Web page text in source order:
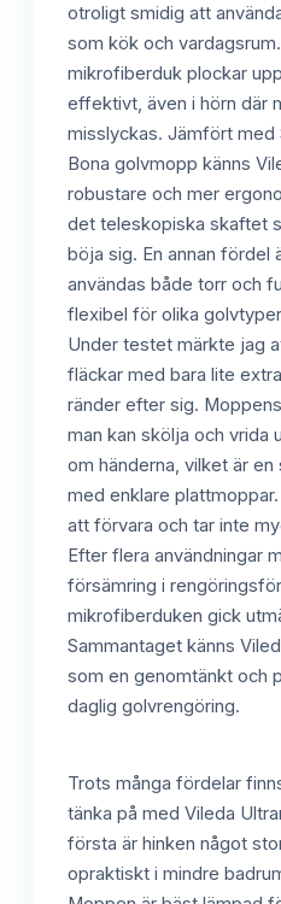
otroligt smidig att
som kök och
mikrofiberduk plockar
effektivt, även i hörn där
misslyckas. Jämfört
Bona golvmopp känns
robustare och mer
det teleskopiska skaftet
böja sig. En annan fördel
användas både torr och
flexibel för olika
Under testet märkte jag
fläckar med bara lite
ränder efter sig.
man kan skölja och vrida
om händerna, vilket är
med enklare
att förvara och tar inte
Efter flera användningar
försämring i
mikrofiberduken gick
Sammantaget känns
som en genomtänkt och
daglig golvrengöring.
Trots många fördelar
tänka på med Vileda
första är hinken något
opraktiskt i mindre